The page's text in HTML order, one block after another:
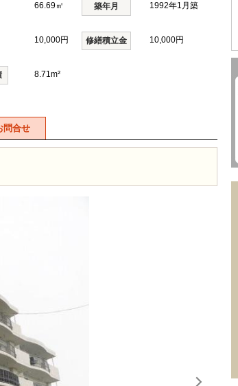
66.69㎡ 築年月 1992年1月築
10,000円 修繕積立金 10,000円
8.71m²
問合せ